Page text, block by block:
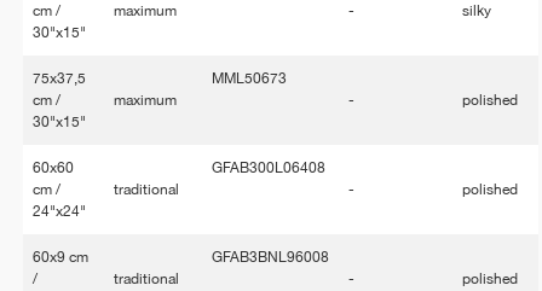
cm /
30"x15"
maximum
-
silky
75x37,5
cm /
30"x15"
maximum
MML50673
-
polished
60x60
cm /
24"x24"
traditional
GFAB300L06408
-
polished
60x9 cm
/
traditional
GFAB3BNL96008
-
polished